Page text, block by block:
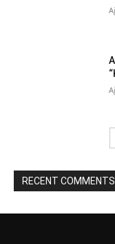
RECENT COMMENTS